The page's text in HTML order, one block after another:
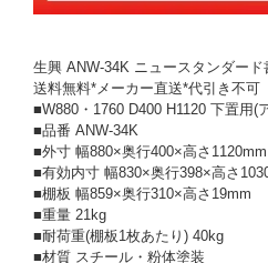
生興 ANW-34K ニュースタンダー
送料無料*メーカー直送*代引き不可
■W880・1760 D400 H1120 下置用(
■品番 ANW-34K
■外寸 幅880×奥行400×高さ1120mm
■有効内寸 幅830×奥行398×高さ
■棚板 幅859×奥行310×高さ19mm
■重量 21kg
■耐荷重(棚板1枚あたり) 40kg
■材質 スチール・粉体塗装